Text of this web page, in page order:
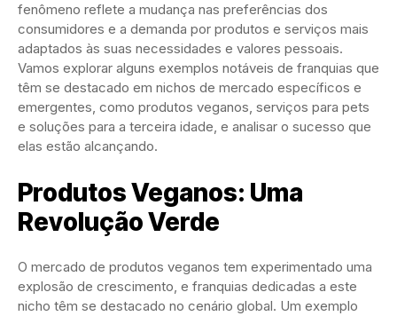
fenômeno reflete a mudança nas preferências dos
consumidores e a demanda por produtos e serviços mais
adaptados às suas necessidades e valores pessoais.
Vamos explorar alguns exemplos notáveis de franquias que
têm se destacado em nichos de mercado específicos e
emergentes, como produtos veganos, serviços para pets
e soluções para a terceira idade, e analisar o sucesso que
elas estão alcançando.
Produtos Veganos: Uma
Revolução Verde
O mercado de produtos veganos tem experimentado uma
explosão de crescimento, e franquias dedicadas a este
nicho têm se destacado no cenário global. Um exemplo